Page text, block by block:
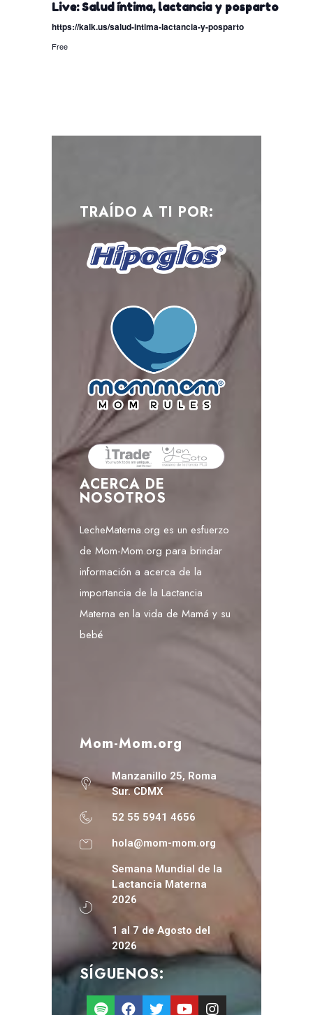
Live: Salud íntima, lactancia y posparto
https://kalk.us/salud-intima-lactancia-y-posparto
Free
TRAÍDO A TI POR:
ACERCA DE
NOSOTROS
LecheMaterna.org es un esfuerzo
de Mom-Mom.org para brindar
información a acerca de la
importancia de la Lactancia
Materna en la vida de Mamá y su
bebé
Mom-Mom.org
Manzanillo 25, Roma
Sur. CDMX
52 55 5941 4656
hola@mom-mom.org
Semana Mundial de la
Lactancia Materna
2026
1 al 7 de Agosto del
2026
SÍGUENOS: